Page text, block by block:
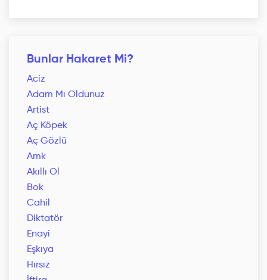
Bunlar Hakaret Mi?
Aciz
Adam Mı Oldunuz
Artist
Aç Köpek
Aç Gözlü
Amk
Akıllı Ol
Bok
Cahil
Diktatör
Enayi
Eşkıya
Hırsız